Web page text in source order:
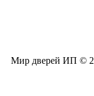
Мир дверей ИП ©